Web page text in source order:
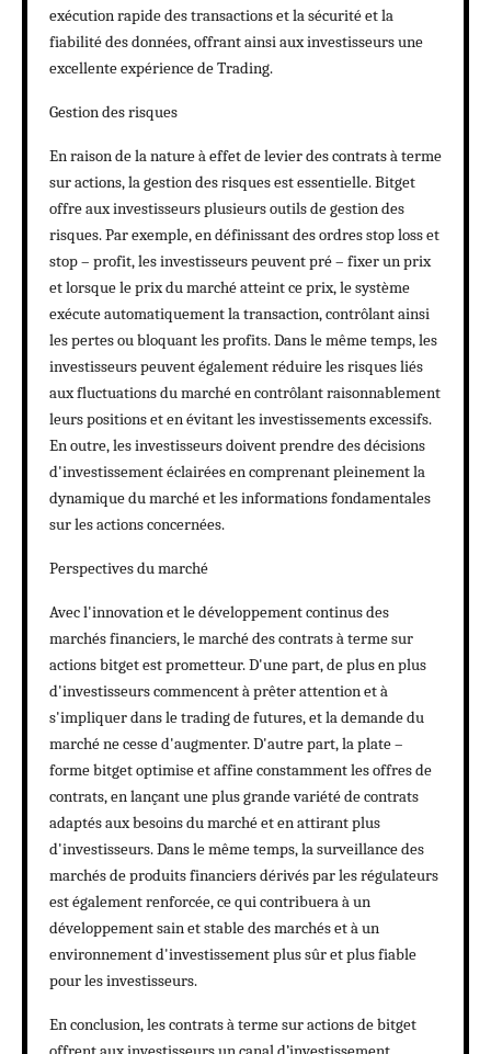
exécution rapide des transactions et la sécurité et la
fiabilité des données, offrant ainsi aux investisseurs une
excellente expérience de Trading.
Gestion des risques
En raison de la nature à effet de levier des contrats à terme
sur actions, la gestion des risques est essentielle. Bitget
offre aux investisseurs plusieurs outils de gestion des
risques. Par exemple, en définissant des ordres stop loss et
stop – profit, les investisseurs peuvent pré – fixer un prix
et lorsque le prix du marché atteint ce prix, le système
exécute automatiquement la transaction, contrôlant ainsi
les pertes ou bloquant les profits. Dans le même temps, les
investisseurs peuvent également réduire les risques liés
aux fluctuations du marché en contrôlant raisonnablement
leurs positions et en évitant les investissements excessifs.
En outre, les investisseurs doivent prendre des décisions
d'investissement éclairées en comprenant pleinement la
dynamique du marché et les informations fondamentales
sur les actions concernées.
Perspectives du marché
Avec l'innovation et le développement continus des
marchés financiers, le marché des contrats à terme sur
actions bitget est prometteur. D'une part, de plus en plus
d'investisseurs commencent à prêter attention et à
s'impliquer dans le trading de futures, et la demande du
marché ne cesse d'augmenter. D'autre part, la plate –
forme bitget optimise et affine constamment les offres de
contrats, en lançant une plus grande variété de contrats
adaptés aux besoins du marché et en attirant plus
d'investisseurs. Dans le même temps, la surveillance des
marchés de produits financiers dérivés par les régulateurs
est également renforcée, ce qui contribuera à un
développement sain et stable des marchés et à un
environnement d'investissement plus sûr et plus fiable
pour les investisseurs.
En conclusion, les contrats à terme sur actions de bitget